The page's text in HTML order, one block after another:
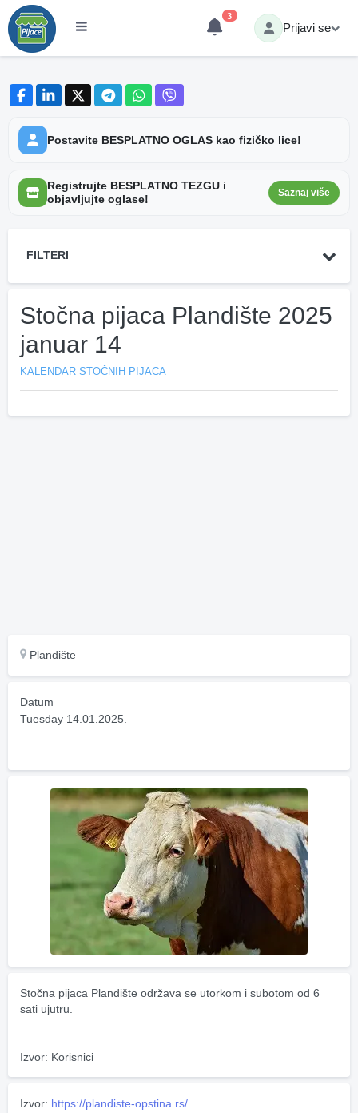
3
Prijavi se
Postavite BESPLATNO OGLAS kao fizičko lice!
Registrujte BESPLATNO TEZGU i
objavljujte oglase!
Saznaj više
FILTERI
Stočna pijaca Plandište 2025
januar 14
KALENDAR STOČNIH PIJACA
Plandište
Datum
Tuesday 14.01.2025.
Stočna pijaca Plandište održava se utorkom i subotom od 6
sati ujutru.
Izvor: Korisnici
Izvor: https://plandiste-opstina.rs/